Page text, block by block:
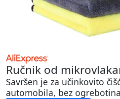
Ručnik od
Savršen je za učinkovito
automobila, bez